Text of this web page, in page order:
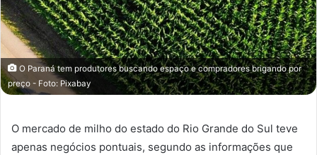
O Paraná tem produtores buscando espaço e compradores brigando por
preço - Foto: Pixabay
O mercado de milho do estado do Rio Grande do Sul teve
apenas negócios pontuais, segundo as informações que